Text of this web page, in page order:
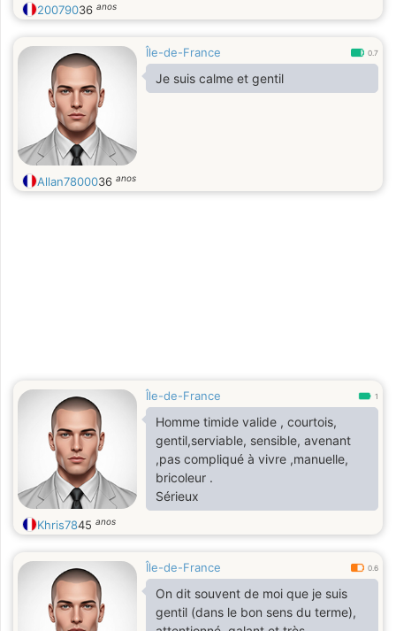
20079036 anos
Île-de-France 0.7
Je suis calme et gentil
Allan7800036 anos
Île-de-France 1
Homme timide valide , courtois,
gentil,serviable, sensible, avenant
,pas compliqué à vivre ,manuelle,
bricoleur .
Sérieux
Khris7845 anos
Île-de-France 0.6
On dit souvent de moi que je suis
gentil (dans le bon sens du terme),